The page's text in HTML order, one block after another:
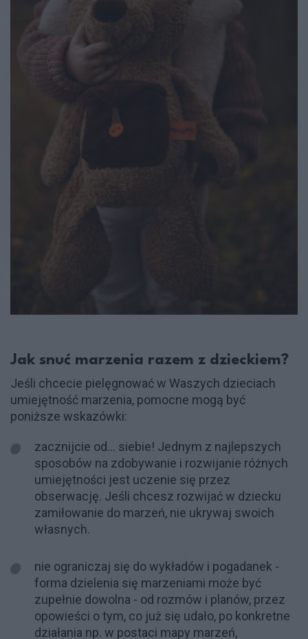
Jak snuć marzenia razem z dzieckiem?
Jeśli chcecie pielęgnować w Waszych dzieciach
umiejętność marzenia, pomocne mogą być
poniższe wskazówki:
zacznijcie od… siebie! Jednym z najlepszych
sposobów na zdobywanie i rozwijanie różnych
umiejętności jest uczenie się przez
obserwację. Jeśli chcesz rozwijać w dziecku
zamiłowanie do marzeń, nie ukrywaj swoich
własnych.
nie ograniczaj się do wykładów i pogadanek -
forma dzielenia się marzeniami może być
zupełnie dowolna - od rozmów i planów, przez
opowieści o tym, co już się udało, po konkretne
działania np. w postaci mapy marzeń,